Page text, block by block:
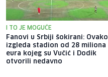
I TO JE MOGUĆE
Fanovi u Srbiji šokirani: Ovako
izgleda stadion od 28 miliona
eura kojeg su Vučić i Dodik
otvorili nedavno